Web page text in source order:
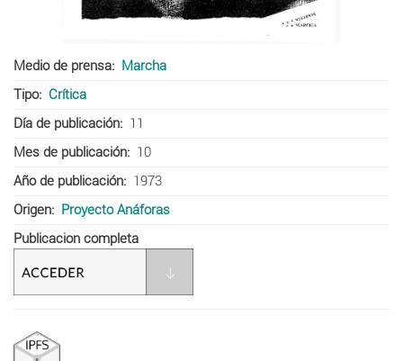
Medio de prensa
Marcha
Tipo
Crítica
Día de publicación
11
Mes de publicación
10
Año de publicación
1973
Origen
Proyecto Anáforas
Publicacion completa